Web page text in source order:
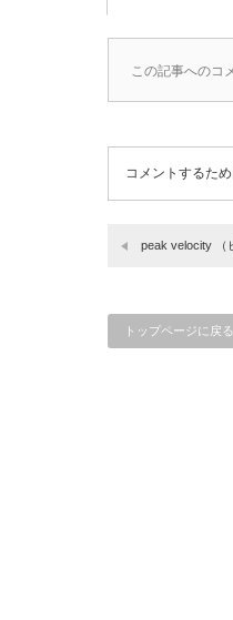
この記事へのコ
コメントするため
peak velocity （
トップページに戻る